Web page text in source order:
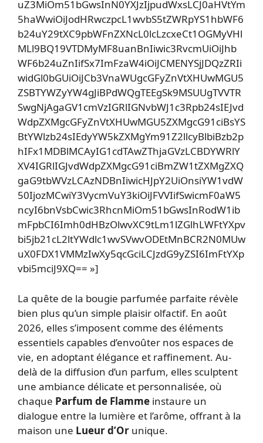
uZ3MiOm51bGwsInN0YXJzIjpudWxsLCJ0aHVtYm
5haWwiOiJodHRwczpcL1wvbS5tZWRpYS1hbWF6
b24uY29tXC9pbWFnZXNcL0lcLzcxeCt1OGMyVHl
MLl9BQ19VTDMyMF8uanBnIiwic3RvcmUiOiJhb
WF6b24uZnIifSx7ImFzaW4iOiJCMENYSjJDQzZRIi
widGl0bGUiOiJCb3VnaWUgcGFyZnVtXHUwMGU5
ZSBTYWZyYW4gJiBPdWQgTEEgSk9MSUUgTVVTR
SwgNjAgaGV1cmVzIGRlIGNvbWJ1c3Rpb24sIEJvd
WdpZXMgcGFyZnVtXHUwMGU5ZXMgcG91ciBsYS
BtYWlzb24sIEdyYW5kZXMgYm91Z2llcyBlbiBzb2p
hIFx1MDBlMCAyIG1cdTAwZThjaGVzLCBDYWRlY
XV4IGRlIGJvdWdpZXMgcG91ciBmZW1tZXMgZXQ
gaG9tbWVzLCAzNDBnIiwicHJpY2UiOnsiYW1vdW
50IjozMCwiY3VycmVuY3kiOiJFVVIifSwicmF0aW5
ncyI6bnVsbCwic3RhcnMiOm51bGwsInRodW1ib
mFpbCI6Imh0dHBzOlwvXC9tLm1lZGlhLWFtYXpv
bi5jb21cL2ltYWdlc1wvSVwvODEtMnBCR2N0MUw
uX0FDX1VMMzIwXy5qcGciLCJzdG9yZSI6ImFtYXp
vbi5mciJ9XQ== »]
La quête de la bougie parfumée parfaite révèle
bien plus qu’un simple plaisir olfactif. En août
2026, elles s’imposent comme des éléments
essentiels capables d’envoûter nos espaces de
vie, en adoptant élégance et raffinement. Au-
delà de la diffusion d’un parfum, elles sculptent
une ambiance délicate et personnalisée, où
chaque Parfum de Flamme instaure un
dialogue entre la lumière et l’arôme, offrant à la
maison une Lueur d’Or unique.